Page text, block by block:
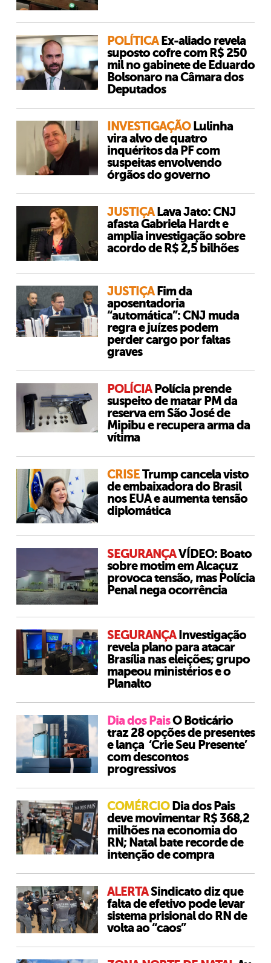
POLÍTICA Ex-aliado revela
suposto cofre com R$ 250
mil no gabinete de Eduardo
Bolsonaro na Câmara dos
Deputados
INVESTIGAÇÃO Lulinha
vira alvo de quatro
inquéritos da PF com
suspeitas envolvendo
órgãos do governo
JUSTIÇA Lava Jato: CNJ
afasta Gabriela Hardt e
amplia investigação sobre
acordo de R$ 2,5 bilhões
JUSTIÇA Fim da
aposentadoria
“automática”: CNJ muda
regra e juízes podem
perder cargo por faltas
graves
POLÍCIA Polícia prende
suspeito de matar PM da
reserva em São José de
Mipibu e recupera arma da
vítima
CRISETrump cancela visto
de embaixadora do Brasil
nos EUA e aumenta tensão
diplomática
SEGURANÇAVÍDEO: Boato
sobre motim em Alcaçuz
provoca tensão, mas Polícia
Penal nega ocorrência
SEGURANÇA Investigação
revela plano para atacar
Brasília nas eleições; grupo
mapeou ministérios e o
Planalto
Dia dos PaisO Boticário
traz 28 opções de presentes
e lança ‘Crie Seu Presente’
com descontos
progressivos
COMÉRCIO Dia dos Pais
deve movimentar R$ 368,2
milhões na economia do
RN; Natal bate recorde de
intenção de compra
ALERTASindicato diz que
falta de efetivo pode levar
sistema prisional do RN de
volta ao “caos”